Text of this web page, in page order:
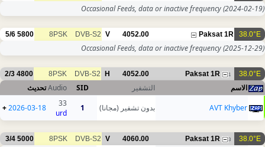
Occasional Feeds, data or inactive frequency(2024-02-19)
38.0°E
Paksat 1R
4052.00
V
DVB-S2
8PSK
5800
5/6
Occasional Feeds, data or inactive frequency(2025-12-29)
38.0°E
Paksat 1R 1
4052.00
H
DVB-S2
8PSK
4800
2/3
الاسم التشفير SID
Audioتحديث
AVT Khyber
بدون تشفير (مجانا) 1
33
urd
2026-03-18
+
38.0°E
Paksat 1R 3
4060.00
V
DVB-S2
8PSK
5000
3/4